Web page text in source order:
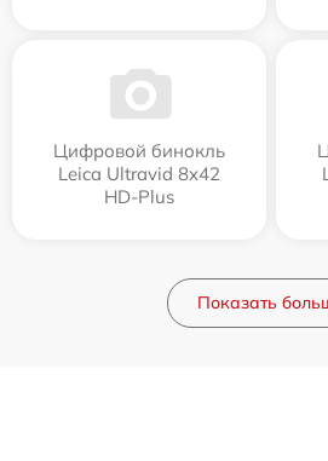
Цифровой бинокль
Leica Ultravid 8x42
HD-Plus
Показать